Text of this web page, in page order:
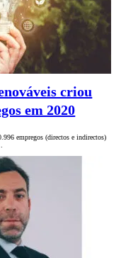
criou
em 2020
empregos (directos e indirectos)